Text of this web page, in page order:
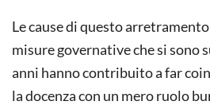
Le cause di questo
misure governative che si sono
anni hanno contribuito a far
la docenza con un mero ruolo